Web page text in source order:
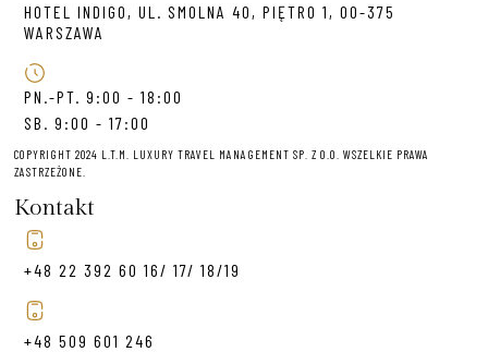
HOTEL INDIGO, UL. SMOLNA 40, PIĘTRO 1, 00-375
WARSZAWA
PN.-PT. 9:00 - 18:00
SB. 9:00 - 17:00
COPYRIGHT 2024 L.T.M. LUXURY TRAVEL MANAGEMENT SP. Z O.O. WSZELKIE PRAWA
ZASTRZEŻONE.
Kontakt
+48 22 392 60 16/ 17/ 18/19
+48 509 601 246